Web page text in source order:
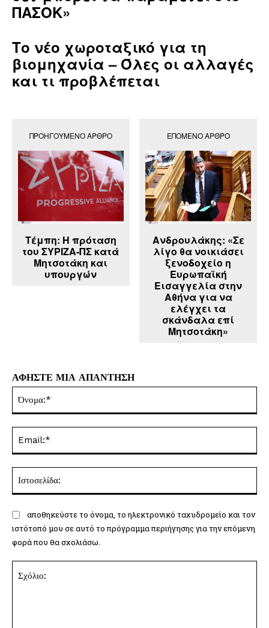
ΠΑΣΟΚ»
Το νέο χωροταξικό για τη
βιομηχανία – Όλες οι αλλαγές
και τι προβλέπεται
ΠΡΟΗΓΟΎΜΕΝΟ ΆΡΘΡΟ
Τέμπη: Η πρόταση
του ΣΥΡΙΖΑ-ΠΣ κατά
Μητσοτάκη και
υπουργών
ΕΠΌΜΕΝΟ ΆΡΘΡΟ
Ανδρουλάκης: «Σε
λίγο θα νοικιάσει
ξενοδοχείο η
Ευρωπαϊκή
Εισαγγελία στην
Αθήνα για να
ελέγχει τα
σκάνδαλα επί
Μητσοτάκη»
ΑΦΗΣΤΕ ΜΙΑ ΑΠΑΝΤΗΣΗ
αποθηκεύστε το όνομα, το ηλεκτρονικό ταχυδρομείο και τον
ιστότοπό μου σε αυτό το πρόγραμμα περιήγησης για την επόμενη
φορά που θα σχολιάσω.